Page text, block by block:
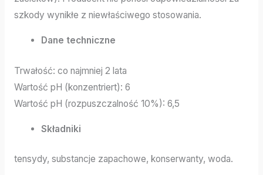
szkody wynikłe z niewłaściwego stosowania.
Dane techniczne
Trwałość: co najmniej 2 lata
Wartość pH (konzentriert): 6
Wartość pH (rozpuszczalność 10%): 6,5
Składniki
tensydy, substancje zapachowe, konserwanty, woda.